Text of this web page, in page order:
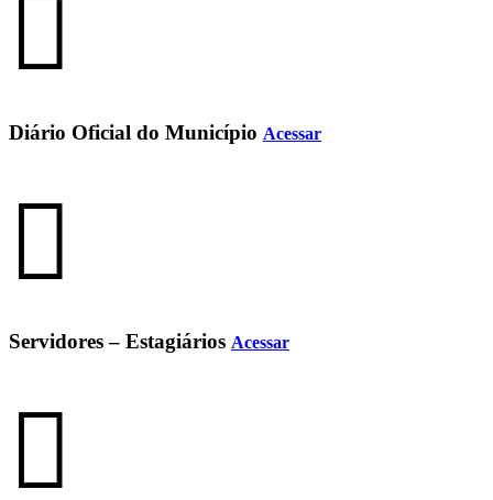
Diário Oficial do Município Acessar
Servidores – Estagiários Acessar